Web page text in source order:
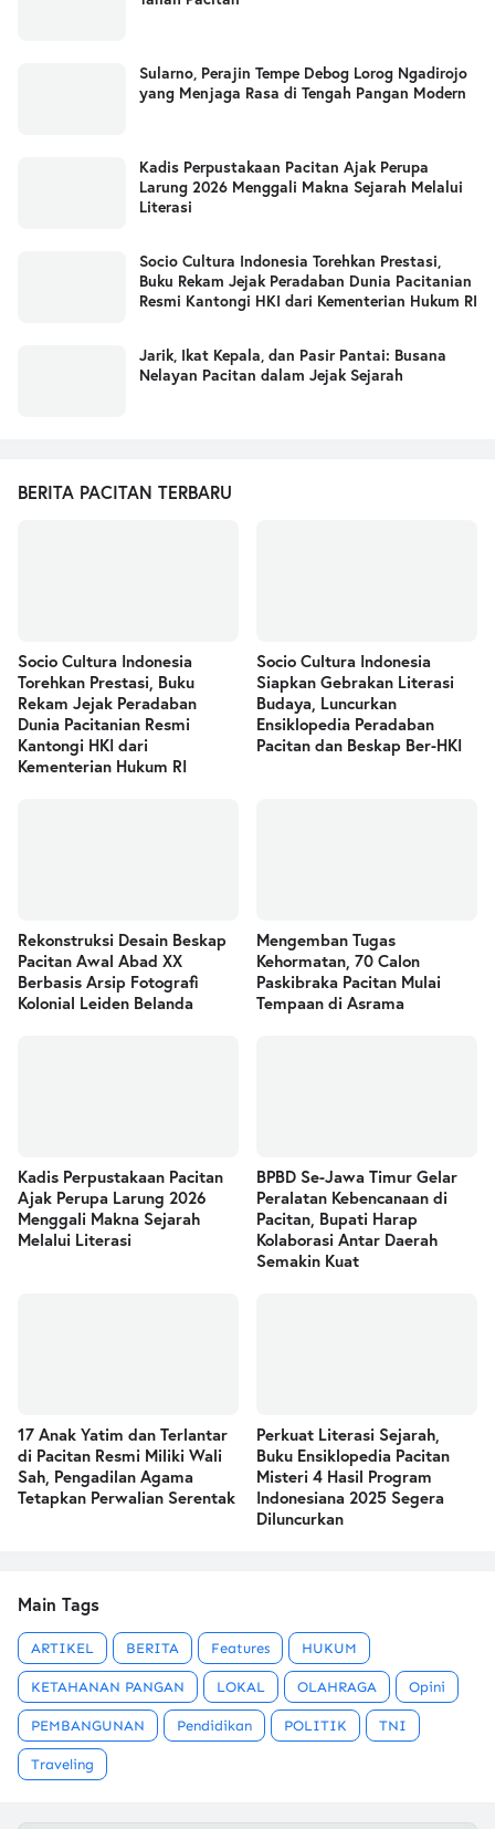
Sularno, Perajin Tempe Debog Lorog Ngadirojo
yang Menjaga Rasa di Tengah Pangan Modern
Kadis Perpustakaan Pacitan Ajak Perupa
Larung 2026 Menggali Makna Sejarah Melalui
Literasi
Socio Cultura Indonesia Torehkan Prestasi,
Buku Rekam Jejak Peradaban Dunia Pacitanian
Resmi Kantongi HKI dari Kementerian Hukum RI
Jarik, Ikat Kepala, dan Pasir Pantai: Busana
Nelayan Pacitan dalam Jejak Sejarah
BERITA PACITAN TERBARU
Socio Cultura Indonesia
Torehkan Prestasi, Buku
Rekam Jejak Peradaban
Dunia Pacitanian Resmi
Kantongi HKI dari
Kementerian Hukum RI
Socio Cultura Indonesia
Siapkan Gebrakan Literasi
Budaya, Luncurkan
Ensiklopedia Peradaban
Pacitan dan Beskap Ber-HKI
Rekonstruksi Desain Beskap
Pacitan Awal Abad XX
Berbasis Arsip Fotografi
Kolonial Leiden Belanda
Mengemban Tugas
Kehormatan, 70 Calon
Paskibraka Pacitan Mulai
Tempaan di Asrama
Kadis Perpustakaan Pacitan
Ajak Perupa Larung 2026
Menggali Makna Sejarah
Melalui Literasi
BPBD Se-Jawa Timur Gelar
Peralatan Kebencanaan di
Pacitan, Bupati Harap
Kolaborasi Antar Daerah
Semakin Kuat
17 Anak Yatim dan Terlantar
di Pacitan Resmi Miliki Wali
Sah, Pengadilan Agama
Tetapkan Perwalian Serentak
Perkuat Literasi Sejarah,
Buku Ensiklopedia Pacitan
Misteri 4 Hasil Program
Indonesiana 2025 Segera
Diluncurkan
Main Tags
ARTIKEL BERITA Features HUKUM
KETAHANAN PANGAN LOKAL OLAHRAGA Opini
PEMBANGUNAN Pendidikan POLITIK TNI
Traveling